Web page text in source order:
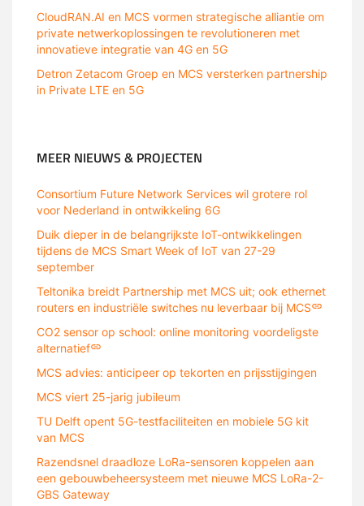
CloudRAN.AI en MCS vormen strategische alliantie om
private netwerkoplossingen te revolutioneren met
innovatieve integratie van 4G en 5G
Detron Zetacom Groep en MCS versterken partnership
in Private LTE en 5G
MEER NIEUWS & PROJECTEN
Consortium Future Network Services wil grotere rol
voor Nederland in ontwikkeling 6G
Duik dieper in de belangrijkste IoT-ontwikkelingen
tijdens de MCS Smart Week of IoT van 27-29
september
Teltonika breidt Partnership met MCS uit; ook ethernet
routers en industriële switches nu leverbaar bij MCS
CO2 sensor op school: online monitoring voordeligste
alternatief
MCS advies: anticipeer op tekorten en prijsstijgingen
MCS viert 25-jarig jubileum
TU Delft opent 5G-testfaciliteiten en mobiele 5G kit
van MCS
Razendsnel draadloze LoRa-sensoren koppelen aan
een gebouwbeheersysteem met nieuwe MCS LoRa-2-
GBS Gateway